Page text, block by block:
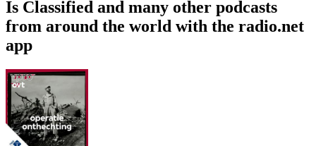
Is Classified and many other podcasts
from around the world with the radio.net
app